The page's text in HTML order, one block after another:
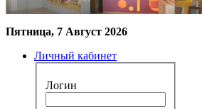
Пятница, 7 Август 2026
Личный кабинет
Логин